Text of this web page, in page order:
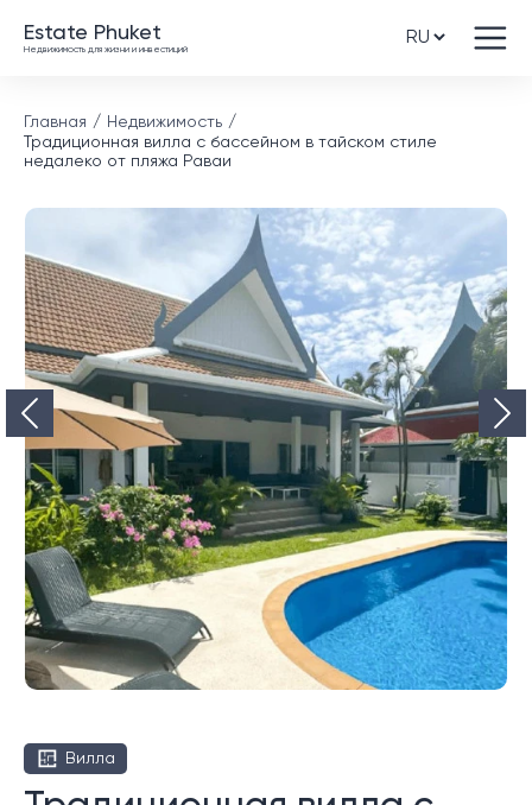
Estate Phuket
Недвижимость для жизни и инвестиций
Главная
Недвижимость
Традиционная вилла с бассейном в тайском стиле
недалеко от пляжа Раваи
Вилла